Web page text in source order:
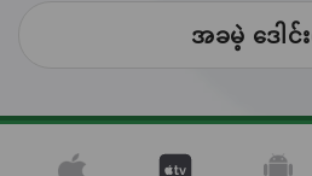
အခမဲ့ ဒေါင်